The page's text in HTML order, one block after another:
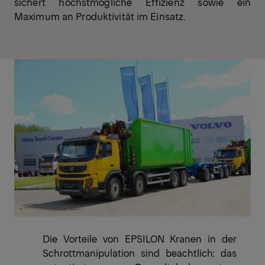
Maximum an Produktivität im Einsatz.
Die Vorteile von EPSILON Kranen in der
Schrottmanipulation sind beachtlich: das